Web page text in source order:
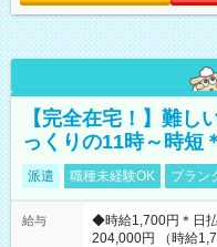
【完全在宅！】難し
っくりの11時～時短
派遣 職種未経験OK ブラン
給与
◆時給1,700円＊日
204,000円 （時給